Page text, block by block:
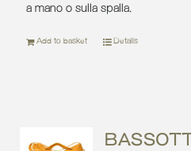
a mano o sulla spalla.
Add to basket Details